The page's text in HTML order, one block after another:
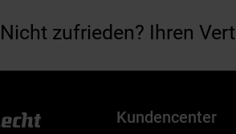
Nicht zufrieden? Ihren
Kundencenter